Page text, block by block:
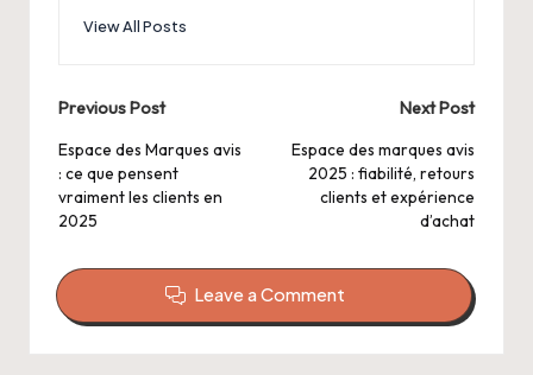
View All Posts
Post
navigation
Previous Post
Espace des Marques avis
: ce que pensent
vraiment les clients en
2025
Next Post
Espace des marques avis
2025 : fiabilité, retours
clients et expérience
d’achat
Leave a Comment